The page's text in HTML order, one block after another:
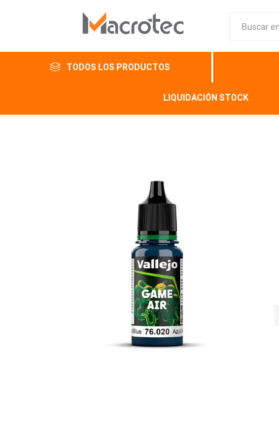
TODOS LOS PRODUCTOS
LIQUIDACIÓN STOCK